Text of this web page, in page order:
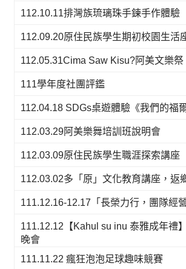
112.10.11排灣族琉璃珠手鍊手作體驗
112.09.20原住民族學生期初校園生活
112.05.31Cima Saw Kisu?阿美文樂祭
111學年度社團評鑑
112.04.18 SDGs桌遊體驗《我們的福
112.03.29阿美樂舞培訓班說明會
112.03.09原住民族學生職涯探索講座
112.03.02多「原」文化教育講座，返
111.12.16-12.17「長榮力行，團隊經
111.12.12【Kahul su inu 泰雅成年禮
晚會
111.11.22 瘋狂泡泡足球趣味競賽